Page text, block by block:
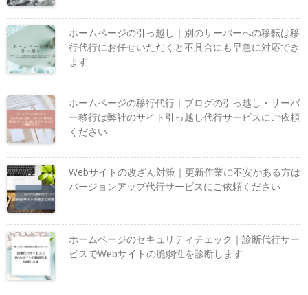
ホームページの引っ越し｜別のサーバーへの移転は移
行代行にお任せいただくと不具合にも早急に対応でき
ます
ホームページの移行代行｜ブログの引っ越し・サーバ
ー移行は弊社のサイト引っ越し代行サービスにご依頼
ください
Webサイトの改ざん対策｜更新作業に不安がある方は
バージョンアップ代行サービスにご依頼ください
ホームページのセキュリティチェック｜診断代行サー
ビスでWebサイトの脆弱性を診断します